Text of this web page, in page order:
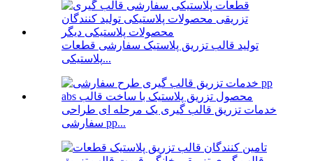
تولید قالب تزریق پلاستیک سفارشی قطعات
پلاستیکی...
خدمات تزریق قالب گیری یک مرحله ای طراحی
سفارشی pp...